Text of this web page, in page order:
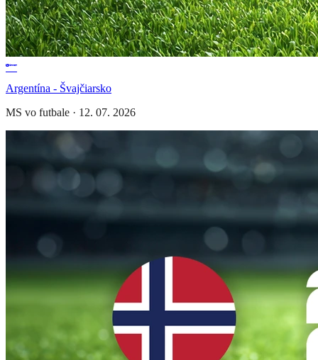
Argentína - Švajčiarsko
MS vo futbale · 12. 07. 2026